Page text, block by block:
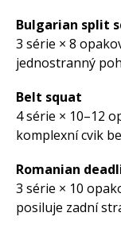
Bulgarian split
3 série × 8
jednostranný
Belt squat
4 série × 10–12
komplexní cvik
Romanian
3 série × 10
posiluje zadní